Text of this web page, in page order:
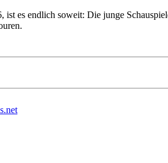
ist es endlich soweit: Die junge